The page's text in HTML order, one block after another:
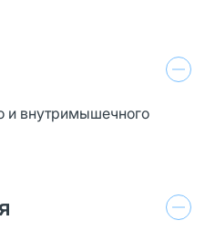
и внутримышечного